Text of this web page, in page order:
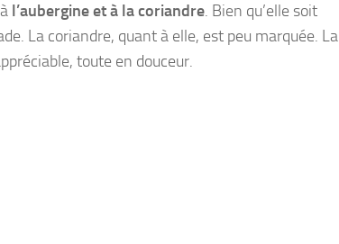
l’aubergine et à la coriandre. Bien qu’elle soit
La coriandre, quant à elle, est peu marquée. La
toute en douceur.